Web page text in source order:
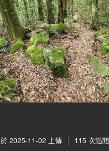
於 2025-11-02 上傳 115 次點閱